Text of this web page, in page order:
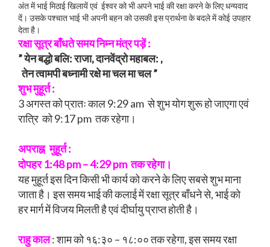
अंत में भाई मिठाई खिलायें एवं ईश्वर को भी अपने भाई की रक्षा करने के लिए धन्यवाद
दें। उसके पश्चात भाई भी अपनी बहन को उसकी इस प्रार्थना के बदले में कोई उपहार
देता है।
रक्षा सूत्र बाँधते समय निम्न मंत्र पड़ें :
” येन बद्धो बलि: राजा, दानवेंद्रो महाबल: ,
तेन त्वामपी बध्नामी रक्षे मा चल मा चल ”
शुभ मुहूर्त :
3 अगस्त को प्रातः काल 9:29 am से शुभ योग शुरू हो जाएगा एवं
रात्रि को 9:17 pm तक रहेगा।
अपराह्न मुहूर्त :
दोपहर 1:48 pm – 4:29 pm तक रहेगा।
यह मुहूर्त इस दिन किसी भी कार्य को करने के लिए सबसे शुभ माना
जाता है। इस समय भाई की कलाई में रक्षा सूत्र बाँधने से, भाई को
हर मार्ग में विजय मिलती है एवं दीर्घायु प्राप्त होती है।
राहु काल: शाम को १६:३० – १८:०० तक रहेगा, इस समय रक्षा